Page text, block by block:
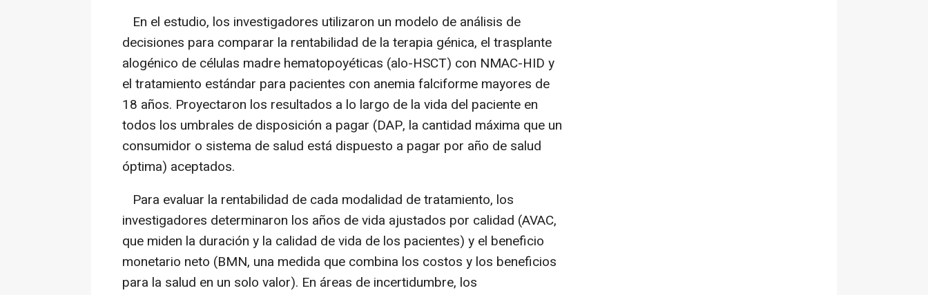
En el estudio, los investigadores utilizaron un modelo de análisis de
decisiones para comparar la rentabilidad de la terapia génica, el trasplante
alogénico de células madre hematopoyéticas (alo-HSCT) con NMAC-HID y
el tratamiento estándar para pacientes con anemia falciforme mayores de
18 años. Proyectaron los resultados a lo largo de la vida del paciente en
todos los umbrales de disposición a pagar (DAP, la cantidad máxima que un
consumidor o sistema de salud está dispuesto a pagar por año de salud
óptima) aceptados.
Para evaluar la rentabilidad de cada modalidad de tratamiento, los
investigadores determinaron los años de vida ajustados por calidad (AVAC,
que miden la duración y la calidad de vida de los pacientes) y el beneficio
monetario neto (BMN, una medida que combina los costos y los beneficios
para la salud en un solo valor). En áreas de incertidumbre, los